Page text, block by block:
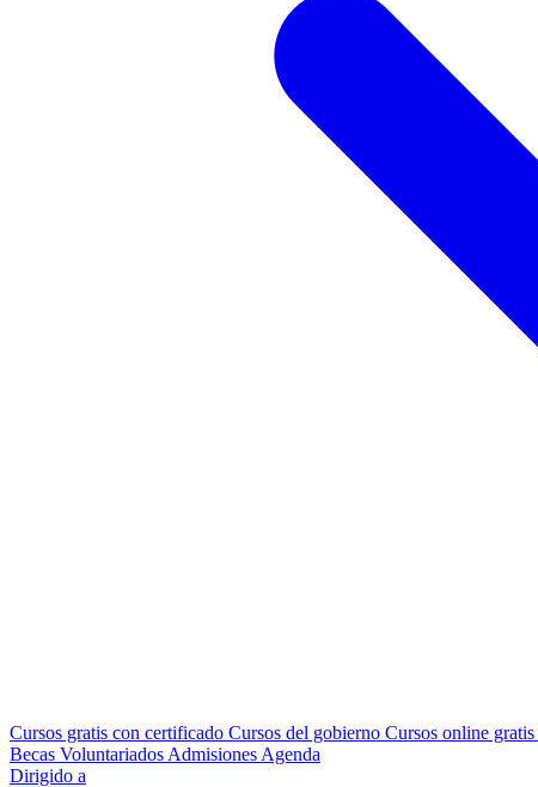
Cursos gratis con certificado Cursos del gobierno Cursos online gratis
Becas Voluntariados Admisiones Agenda
Dirigido a